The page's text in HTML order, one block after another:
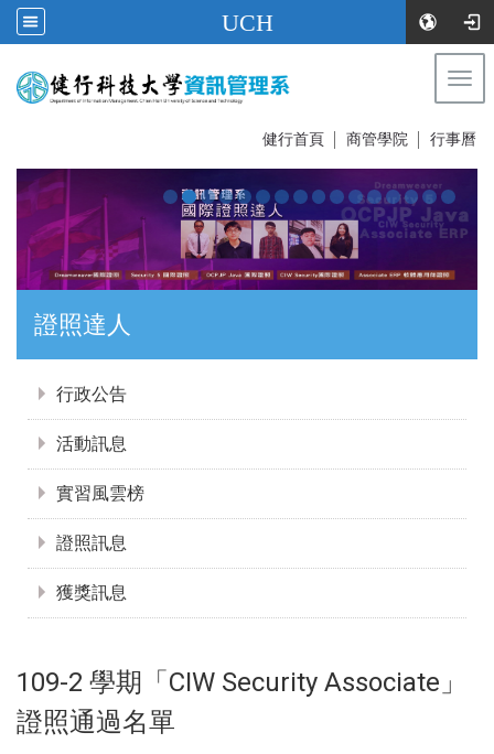
UCH
健行首頁 商管學院 行事曆
證照達人
行政公告
活動訊息
實習風雲榜
證照訊息
獲獎訊息
109-2 學期「CIW Security Associate」
證照通過名單